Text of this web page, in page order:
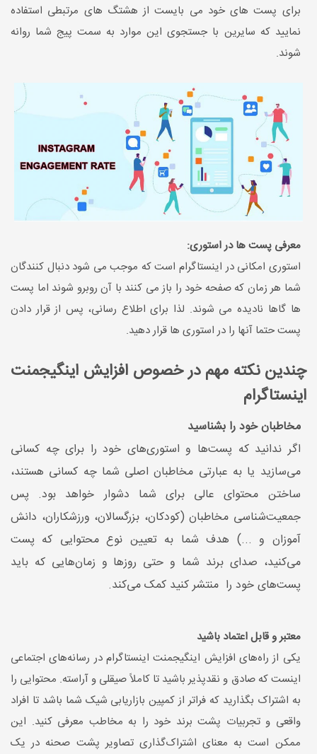
برای پست های خود می بایست از هشتگ های مرتبطی استفاده
نمایید که سایرین با جستجوی این موارد به سمت پیج شما روانه
شوند.
معرفی پست ها در استوری:
استوری امکانی در اینستاگرام است که موجب می شود دنبال کنندگان
شما هر زمان که صفحه خود را باز می کنند با آن روبرو شوند اما پست
ها گاها نادیده می شوند. لذا برای اطلاع رسانی، پس از قرار دادن
پست حتما آنها را در استوری ها قرار دهید.
چندین نکته مهم در خصوص افزایش اینگیجمنت
اینستاگرام
مخاطبان خود را بشناسید
اگر ندانید که پست‌ها و استوری‌های خود را برای چه کسانی
می‌سازید یا به عبارتی مخاطبان اصلی شما چه کسانی هستند،
ساختن محتوای عالی برای شما دشوار خواهد بود. پس
جمعیت‌شناسی مخاطبان (کودکان، بزرگسالان، ورزشکاران، دانش
آموزان و ...) هدف شما به تعیین نوع محتوایی که پست
می‌کنید، صدای برند شما و حتی روزها و زمان‌هایی که باید
پست‌های خود را منتشر کنید کمک می‌کند.
معتبر و قابل اعتماد باشید
یکی از راه‌های افزایش اینگیجمنت اینستاگرام در رسانه‌های اجتماعی
اینست که صادق و نقدپذیر باشید تا کاملاً صیقلی و آراسته. محتوایی را
به اشتراک بگذارید که فراتر از کمپین بازاریابی شیک شما باشد تا افراد
واقعی و تجربیات پشت برند خود را به مخاطب معرفی کنید. این
ممکن است به معنای اشتراک‌گذاری تصاویر پشت صحنه در یک